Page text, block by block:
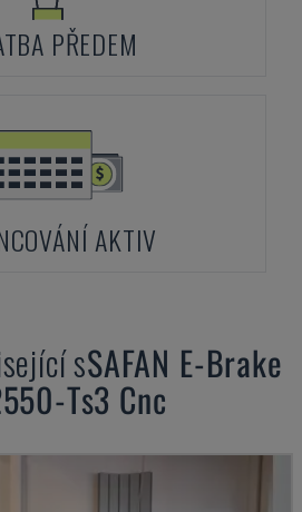
PŘEDEM
AKTIV
sSAFAN E-Brake
Ts3 Cnc